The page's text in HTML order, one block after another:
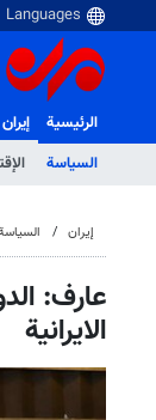
الرئيسية
إيران
السياسة
إيران
عارف:
الايرانية